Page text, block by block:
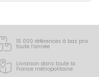
15 000 références à bas prix
toute l’année
Livraison dans toute la
France métropolitaine